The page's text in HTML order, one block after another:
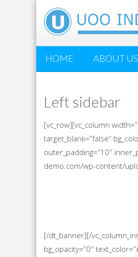
HOME ABOUT US
Left sidebar
[vc_row][vc_column
target_blank=”false”
outer_padding=”10″
demo.com/wp-content/
[/dt_banner][/
bg_opacity=”0″